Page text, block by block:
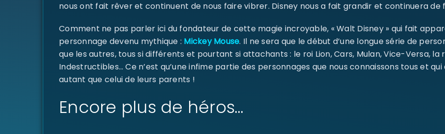
nous ont fait rêver et continuent de nous faire vibrer. Disney nous a fait grandir et continuera de
Comment ne pas parler ici du fondateur de cette magie incroyable, « Walt Disney » qui fait
personnage devenu mythique : Mickey Mouse. Il ne sera que le début d’une longue série de
que les autres, tous si différents et pourtant si attachants : le roi Lion, Cars, Mulan, Vice-Versa, la
Indestructibles… Ce n’est qu’une infime partie des personnages que nous connaissons tous et
autant que celui de leurs parents !
Encore plus de héros…